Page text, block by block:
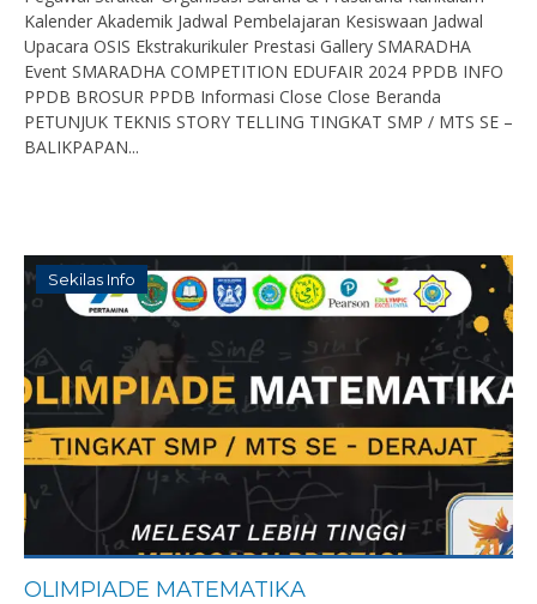
Kalender Akademik Jadwal Pembelajaran Kesiswaan Jadwal
Upacara OSIS Ekstrakurikuler Prestasi Gallery SMARADHA
Event SMARADHA COMPETITION EDUFAIR 2024 PPDB INFO
PPDB BROSUR PPDB Informasi Close Close Beranda
PETUNJUK TEKNIS STORY TELLING TINGKAT SMP / MTS SE –
BALIKPAPAN...
Sekilas Info
OLIMPIADE MATEMATIKA